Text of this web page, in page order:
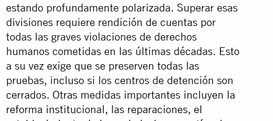
estando profundamente polarizada. Superar esas
divisiones requiere rendición de cuentas por
todas las graves violaciones de derechos
humanos cometidas en las últimas décadas. Esto
a su vez exige que se preserven todas las
pruebas, incluso si los centros de detención son
cerrados. Otras medidas importantes incluyen la
reforma institucional, las reparaciones, el